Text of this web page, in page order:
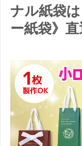
ナル紙袋
ー紙袋》